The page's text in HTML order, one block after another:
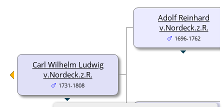
Carl Wilhelm Ludwig
v.Nordeck.z.R.
1731-1808
Adolf Reinhard
v.Nordeck.z.R.
1696-1762